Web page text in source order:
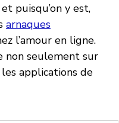
puisqu’on y est,
arnaques
l’amour en ligne.
non seulement sur
applications de